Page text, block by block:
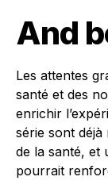
And
Les attentes
santé et des
enrichir
série sont
de la santé, et
pourrait